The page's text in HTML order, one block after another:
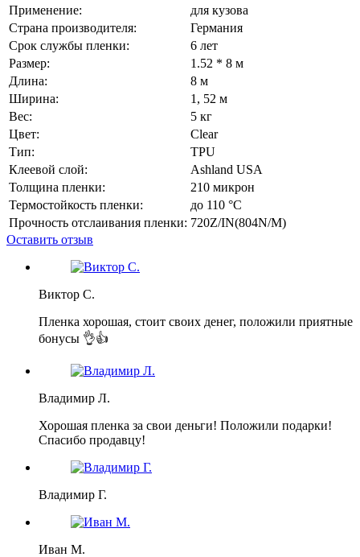
Применение:
для кузова
Страна производителя:
Германия
Срок службы пленки:
6 лет
Размер:
1.52 * 8 м
Длина:
8 м
Ширина:
1, 52 м
Вес:
5 кг
Цвет:
Сlear
Тип:
TPU
Клеевой слой:
Ashland USA
Толщина пленки:
210 микрон
Термостойкость пленки:
до 110 °C
Прочность отслаивания пленки: 720Z/IN(804N/M)
Оставить отзыв
Виктор С.
Пленка хорошая, стоит своих денег, положили приятные
бонусы 👌👍
Владимир Л.
Хорошая пленка за свои деньги! Положили подарки!
Спасибо продавцу!
Владимир Г.
Иван М.